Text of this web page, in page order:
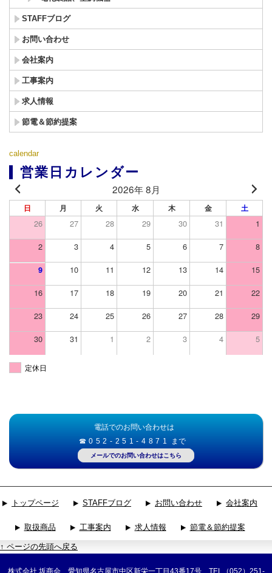
STAFFブログ
お問い合わせ
会社案内
工事案内
求人情報
節電＆節約提案
calendar
営業日カレンダー
2026年 8月
日 月 火 水 木 金 土
26 27 28 29 30 31
1
2
3 4 5 6 7 8
9 10 11 12 13 14
15
16
17 18 19 20 21
22
23
24 25 26 27 28
29
30
31 1 2 3 4 5
定休日
電話でのお問い合わせは
☎052-251-4871
まで
メールでのお問い合わせはこちら
トップページ STAFFブログ お問い合わせ 会社案内
取扱商品 工事案内 求人情報 節電＆節約提案
↑ ページの先頭へ戻る
株式会社 坂商会 愛知県名古屋市中区新栄一丁目43番17号 TEL（052）251-